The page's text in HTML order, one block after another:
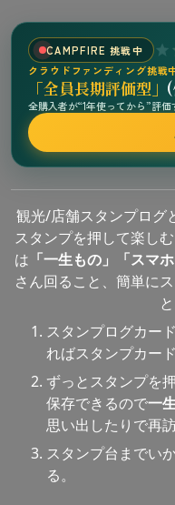
CAMPFIRE 挑戦中
クラウドファンディング挑戦
「全員長期評価型」
全購入者が“1年使ってから”評
観光/店舗スタンプログ
スタンプを押して楽し
は 「一生もの」「スマ
さん回ること、簡単に
スタンプログカー
ればスタンプカー
ずっとスタンプを
保存できるので一
思い出したりで再
スタンプ台までい
る。